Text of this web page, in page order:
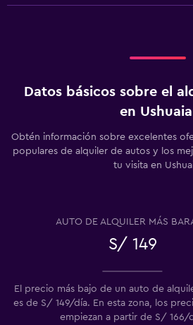
Datos básicos sobre el
en Ushuaia
Obtén información sobre excelentes
populares de alquiler de autos y los
tu visita en
AUTO DE ALQUILER MÁS
S/ 149
El precio más bajo de un auto de
es de S/ 149/día. En esta zona, los
empiezan a partir de S/ 166/